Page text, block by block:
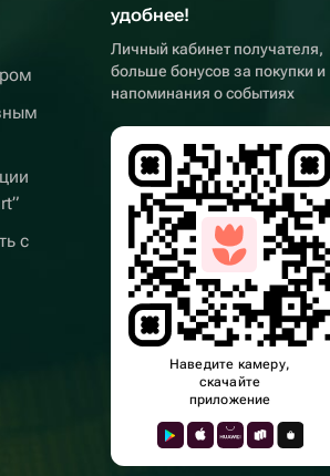
с
удобнее!
Личный кабинет получателя,
больше бонусов за покупки и
напоминания о событиях
Наведите камеру,
скачайте
приложение